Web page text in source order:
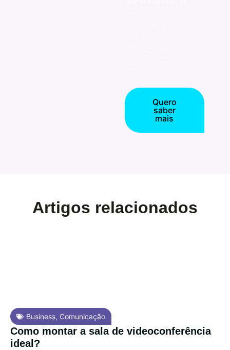
Quero
saber
mais
Artigos relacionados
Business, Comunicação
Como montar a sala de videoconferência
ideal?